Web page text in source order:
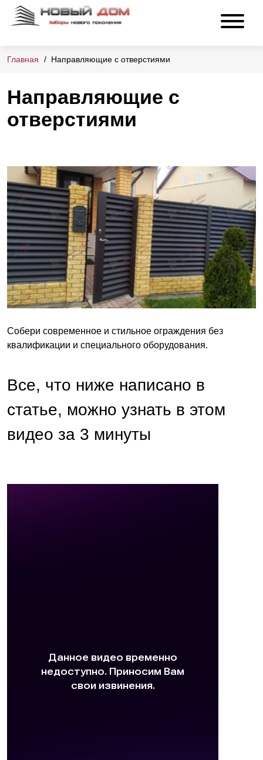
Главная Направляющие с отверстиями
Направляющие с
отверстиями
Собери современное и стильное ограждения без
квалификации и специального оборудования.
Все, что ниже написано в
статье, можно узнать в этом
видео за 3 минуты